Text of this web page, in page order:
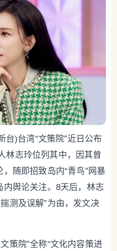
)台湾“文策院”近日公布
林志玲位列其中，因其曾
随即招致岛内“青鸟”网暴
内舆论关注。8天后，林志
测及误解”为由，发文决
院”全称“文化内容策进